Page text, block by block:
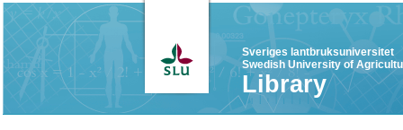
Sveriges lantbruksuniversitet
Swedish University of
Library